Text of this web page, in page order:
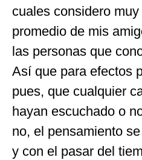
cuales considero
promedio de mis
las personas que
Así que para efectos
pues, que cualquier
hayan escuchado o
no, el pensamiento
y con el pasar del